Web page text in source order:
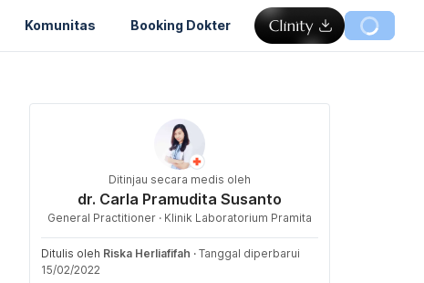
Komunitas Booking Dokter
Ditinjau secara medis oleh
dr. Carla Pramudita Susanto
General Practitioner · Klinik Laboratorium Pramita
Ditulis oleh Riska Herliafifah · Tanggal diperbarui
15/02/2022